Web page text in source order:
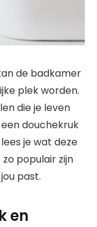
de badkamer
plek worden.
die je leven
douchekruk
je wat deze
populair zijn
past.
en